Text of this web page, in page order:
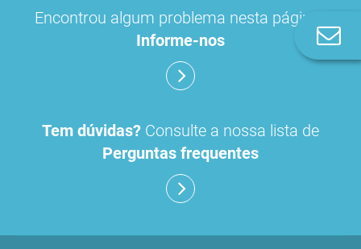
Encontrou algum problema nesta página?
Informe-nos
Tem dúvidas? Consulte a nossa lista de
Perguntas frequentes